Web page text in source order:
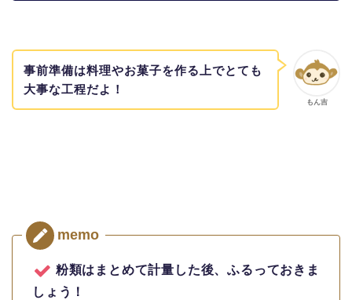
もん吉
事前準備は料理やお菓子を作る上でとても
大事な工程だよ！
粉類はまとめて計量した後、ふるっておきま
しょう！